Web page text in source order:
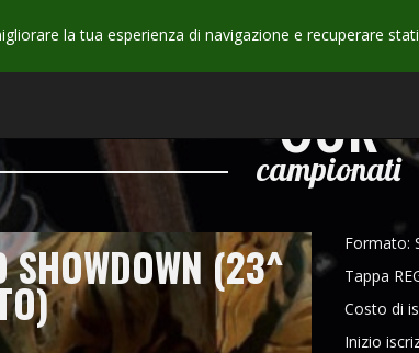
la tua esperienza di navigazione e recuperare
OUR
campionati
SHOWDOWN (23^
Formato:
Tappa
Costo di
Inizio